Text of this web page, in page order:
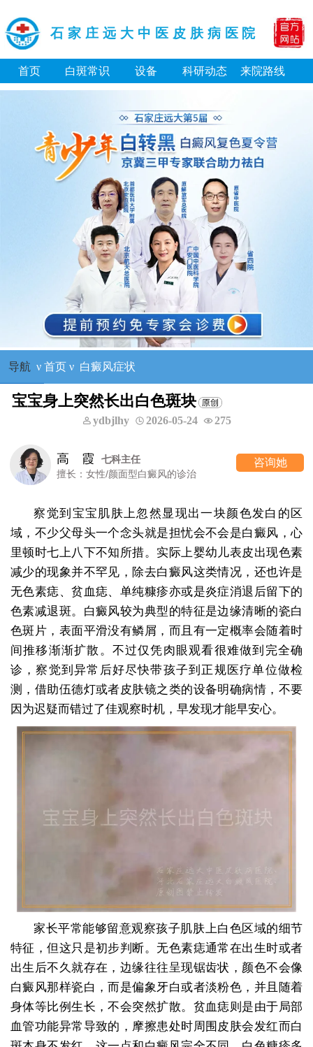
石家庄远大中医皮肤病医院
首页 白斑常识 设备 科研动态 来院路线
导航 ν 首页ν 白癜风症状
宝宝身上突然长出白色斑块
ydbjlhy 2026-05-24 275
高 霞
七科主任
擅长：女性/颜面型白癜风的诊治
咨询她
察觉到宝宝肌肤上忽然显现出一块颜色发白的区
域，不少父母头一个念头就是担忧会不会是白癜风，心
里顿时七上八下不知所措。实际上婴幼儿表皮出现色素
减少的现象并不罕见，除去白癜风这类情况，还也许是
无色素痣、贫血痣、单纯糠疹亦或是炎症消退后留下的
色素减退斑。白癜风较为典型的特征是边缘清晰的瓷白
色斑片，表面平滑没有鳞屑，而且有一定概率会随着时
间推移渐渐扩散。不过仅凭肉眼观看很难做到完全确
诊，察觉到异常后好尽快带孩子到正规医疗单位做检
测，借助伍德灯或者皮肤镜之类的设备明确病情，不要
因为迟疑而错过了佳观察时机，早发现才能早安心。
家长平常能够留意观察孩子肌肤上白色区域的细节
特征，但这只是初步判断。无色素痣通常在出生时或者
出生后不久就存在，边缘往往呈现锯齿状，颜色不会像
白癜风那样瓷白，而是偏象牙白或者淡粉色，并且随着
身体等比例生长，不会突然扩散。贫血痣则是由于局部
血管功能异常导致的，摩擦患处时周围皮肤会发红而白